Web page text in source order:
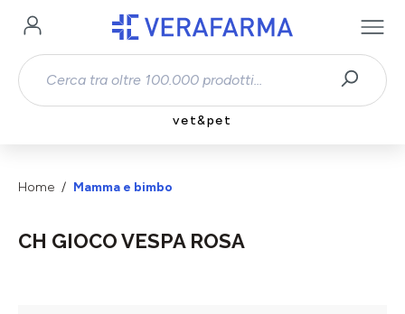
Passa al contenuto principale
vet&pet
Home Mamma e bimbo
CH GIOCO VESPA ROSA